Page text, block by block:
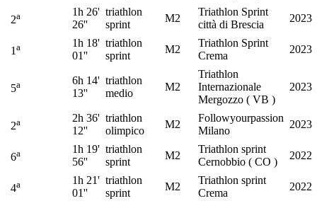
2a
1h 26'
26''
triathlon
sprint
M2
Triathlon Sprint
città di Brescia
2023
1 a
1h 18'
01''
triathlon
sprint
M2
Triathlon Sprint
Crema
2023
5a
6h 14'
13''
triathlon
medio
M2
Triathlon
Internazionale
Mergozzo ( VB )
2023
2a
2h 36'
12''
triathlon
olimpico
M2
Followyourpassion
Milano
2023
6a
1h 19'
56''
triathlon
sprint
M2
Triathlon sprint
Cernobbio ( CO )
2022
4a
1h 21'
01''
triathlon
sprint
M2
Triathlon sprint
Crema
2022